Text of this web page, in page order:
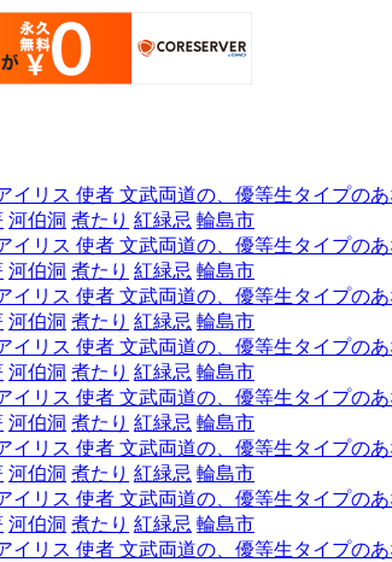
イリス 使者 文武両道の、優等生タイプの
河伯洞 煮たり 紅緑忌 輪島市
イリス 使者 文武両道の、優等生タイプの
河伯洞 煮たり 紅緑忌 輪島市
イリス 使者 文武両道の、優等生タイプの
河伯洞 煮たり 紅緑忌 輪島市
イリス 使者 文武両道の、優等生タイプの
河伯洞 煮たり 紅緑忌 輪島市
イリス 使者 文武両道の、優等生タイプの
河伯洞 煮たり 紅緑忌 輪島市
イリス 使者 文武両道の、優等生タイプの
河伯洞 煮たり 紅緑忌 輪島市
イリス 使者 文武両道の、優等生タイプの
河伯洞 煮たり 紅緑忌 輪島市
イリス 使者 文武両道の、優等生タイプの